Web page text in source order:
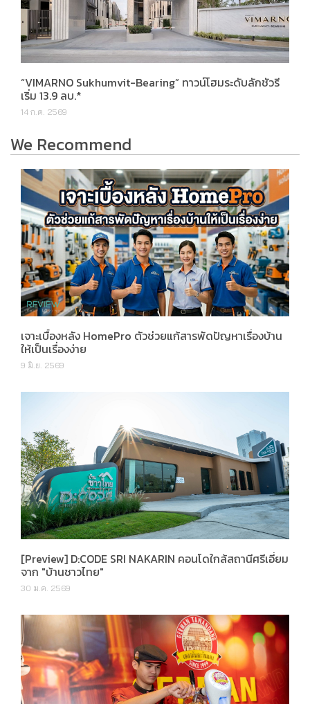
“VIMARNO Sukhumvit-Bearing” ทาวน์โฮมระดับลักชัวรี
เริ่ม 13.9 ลบ.*
14 ก.ค. 2569
We Recommend
เจาะเบื้องหลัง HomePro ตัวช่วยแก้สารพัดปัญหาเรื่องบ้าน
ให้เป็นเรื่องง่าย
9 มิ.ย. 2569
[Preview] D:CODE SRI NAKARIN คอนโดใกล้สถานีศรีเอี่ยม
จาก "บ้านชาวไทย"
30 ม.ค. 2569